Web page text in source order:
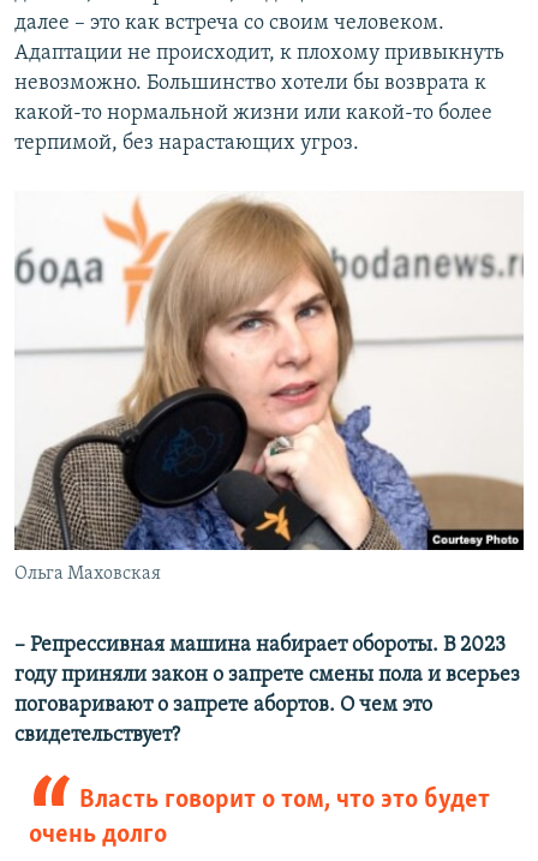
далее – это как встреча со своим человеком.
Адаптации не происходит, к плохому привыкнуть
невозможно. Большинство хотели бы возврата к
какой-то нормальной жизни или какой-то более
терпимой, без нарастающих угроз.
Ольга Маховская
– Репрессивная машина набирает обороты. В 2023
году приняли закон о запрете смены пола и всерьез
поговаривают о запрете абортов. О чем это
свидетельствует?
Власть говорит о том, что это будет
очень долго